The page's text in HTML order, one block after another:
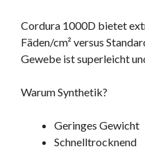
Cordura 1000D bietet
Fäden/cm² versus
Gewebe ist superleicht
Warum Synthetik?
Geringes Gewicht
Schnelltrocknend